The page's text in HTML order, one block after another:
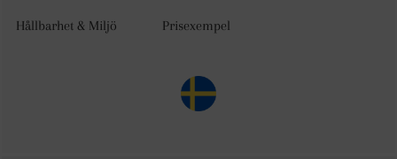
Hållbarhet & Miljö Prisexempel